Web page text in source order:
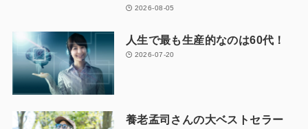
2026-08-05
人生で最も生産的なのは60代！
2026-07-20
養老孟司さんの大ベストセラー